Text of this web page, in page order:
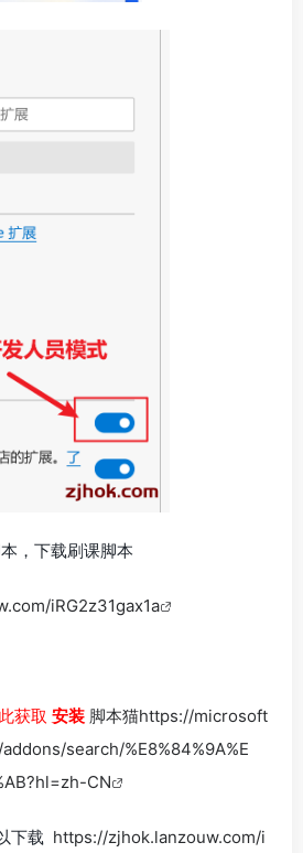
，下载刷课脚本
iRG2z31gax1a
获取 安装 脚本猫https://microsoft
search/%E8%84%9A%E
CN
下载 https://zjhok.lanzouw.com/i